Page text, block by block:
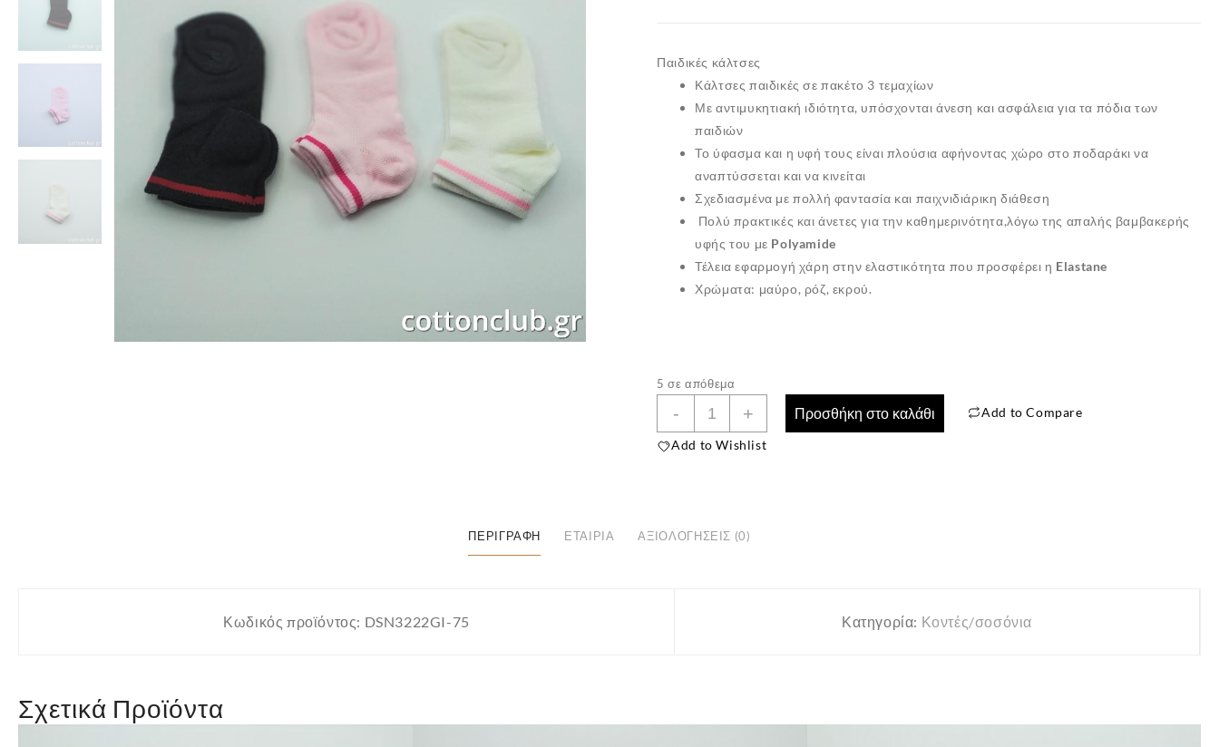
Παιδικές κάλτσες
Κάλτσες παιδικές σε πακέτο 3 τεμαχίων
Με αντιμυκητιακή ιδιότητα, υπόσχονται άνεση και ασφάλεια για τα πόδια των
παιδιών
Το ύφασμα και η υφή τους είναι πλούσια αφήνοντας χώρο στο ποδαράκι να
αναπτύσσεται και να κινείται
Σχεδιασμένα με πολλή φαντασία και παιχνιδιάρικη διάθεση
Πολύ πρακτικές και άνετες για την καθημερινότητα,λόγω της απαλής βαμβακερής
υφής του με Polyamide
Τέλεια εφαρμογή χάρη στην ελαστικότητα που προσφέρει η Elastane
Χρώματα: μαύρο, ρόζ, εκρού.
5 σε απόθεμα
-
Παιδικές
Κάλτσες
3
34,
+ Προσθήκη στο καλάθι Add to Compare
Add to Wishlist
ΠΕΡΙΓΡΑΦΉ ΕΤΑΙΡΊΑ ΑΞΙΟΛΟΓΉΣΕΙΣ (0)
Κωδικός προϊόντος: DSN3222GI-75 Κατηγορία: Κοντές/σοσόνια
Σχετικά Προϊόντα